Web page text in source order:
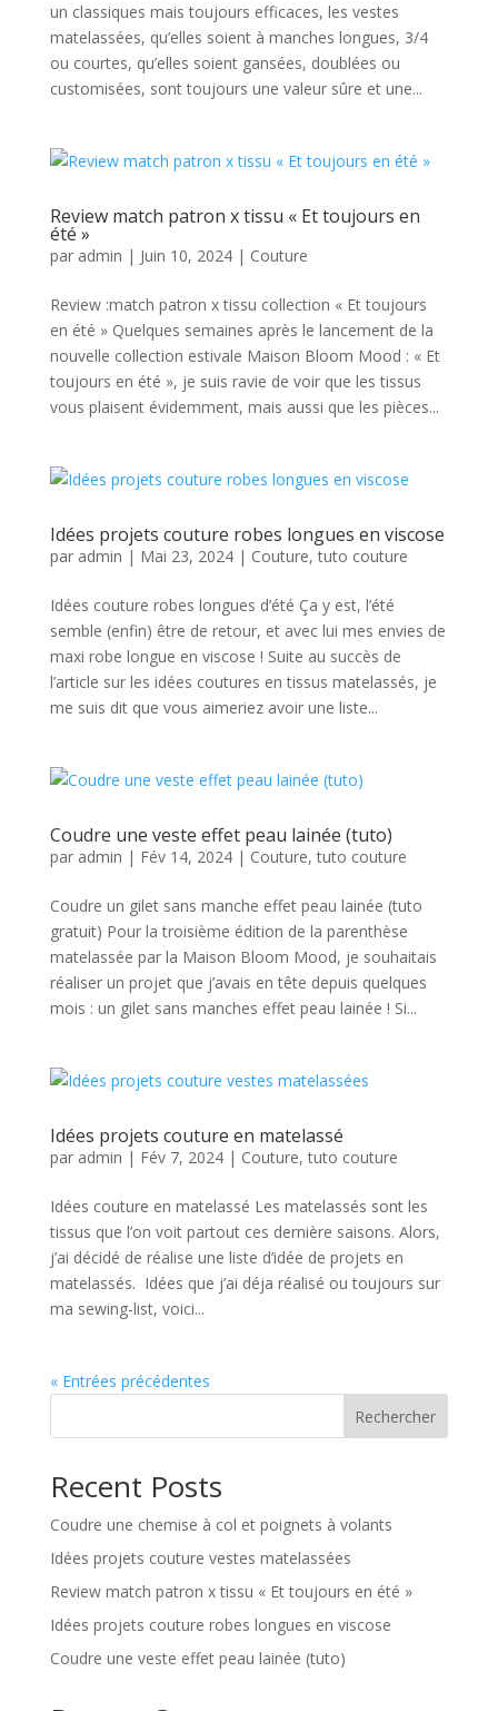
un classiques mais toujours efficaces, les vestes
matelassées, qu’elles soient à manches longues, 3/4
ou courtes, qu’elles soient gansées, doublées ou
customisées, sont toujours une valeur sûre et une...
Review match patron x tissu « Et toujours en
été »
par admin | Juin 10, 2024| Couture
Review :match patron x tissu collection « Et toujours
en été » Quelques semaines après le lancement de la
nouvelle collection estivale Maison Bloom Mood : « Et
toujours en été », je suis ravie de voir que les tissus
vous plaisent évidemment, mais aussi que les pièces...
Idées projets couture robes longues en viscose
par admin | Mai 23, 2024| Couture,tuto couture
Idées couture robes longues d’été Ça y est, l’été
semble (enfin) être de retour, et avec lui mes envies de
maxi robe longue en viscose ! Suite au succès de
l’article sur les idées coutures en tissus matelassés, je
me suis dit que vous aimeriez avoir une liste...
Coudre une veste effet peau lainée (tuto)
par admin | Fév 14, 2024| Couture,tuto couture
Coudre un gilet sans manche effet peau lainée (tuto
gratuit) Pour la troisième édition de la parenthèse
matelassée par la Maison Bloom Mood, je souhaitais
réaliser un projet que j’avais en tête depuis quelques
mois : un gilet sans manches effet peau lainée ! Si...
Idées projets couture en matelassé
par admin | Fév 7, 2024| Couture,tuto couture
Idées couture en matelassé Les matelassés sont les
tissus que l’on voit partout ces dernière saisons. Alors,
j’ai décidé de réalise une liste d’idée de projets en
matelassés. Idées que j’ai déja réalisé ou toujours sur
ma sewing-list, voici...
« Entrées précédentes
Rechercher
Recent Posts
Coudre une chemise à col et poignets à volants
Idées projets couture vestes matelassées
Review match patron x tissu « Et toujours en été »
Idées projets couture robes longues en viscose
Coudre une veste effet peau lainée (tuto)